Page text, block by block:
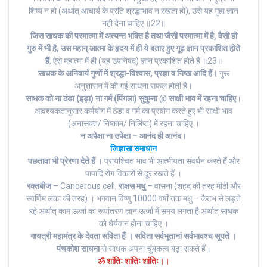
शिष्य न हो (अर्थात् आचार्य के प्रति श्रद्धाभाव न रखता हो), उसे यह गुह्य ज्ञान
नहीं देना चाहिए ॥22॥
जिस साधक की परमात्मा में अत्यन्त भक्ति है तथा जैसी परमात्मा में है, वैसी ही
गुरु में भी है, उस महान् आत्मा के हृदय में ही ये बताए हुए गूढ़ ज्ञान प्रकाशित होते
हैं, ऐसे महात्मा में ही (यह उपनिषद्) ज्ञान प्रकाशित होते हैं ॥23॥
साधक के अनिवार्य गुणों में श्रद्धा-विश्वास, प्रज्ञा व निष्ठा आदि हैं। गुरू
अनुशासन में की गई साधना सफल होती है।
साधक को ना ठंडा (इड़ा) ना गर्म (पिंगला) सुषुम्ना @ साक्षी भाव में रहना चाहिए।
आवश्यकतानुसार कर्मयोग में ठंडा व गर्म का प्रयोग करते हुए भी साक्षी भाव
(अनासक्त/ निष्काम/ निर्लिप्त) में रहना चाहिए ।
न अपेक्षा ना उपेक्षा – आनंद ही आनंद।
जिज्ञासा समाधान
पछतावा भी प्रेरणा देते हैं। प्रायश्चित भाव भी आत्मीयता संवर्धन करते हैं और
पापादि रोग विकारों से दूर रखते हैं ।
रक्तबीज– Cancerous cell, राक्षस मधु– वासना (शहद की तरह मीठी और
स्वर्णिम लंका की तरह) । भगवान विष्णु 10000 वर्षों तक मधु – कैटभ से लड़ते
रहे अर्थात् काम ऊर्जा का रूपांतरण ज्ञान ऊर्जा में समय लगता है अर्थात् साधक
को धैर्यवान होना चाहिए ।
गायत्री महामंत्र के देवता सविता हैं । सविता सर्वभूतानां सर्वभावश्च सूयते ।
पंचकोश साधनासे साधक अपना चुंबकत्व बढ़ा सकते हैं।
ॐशांतिः शांतिः शांतिः।।